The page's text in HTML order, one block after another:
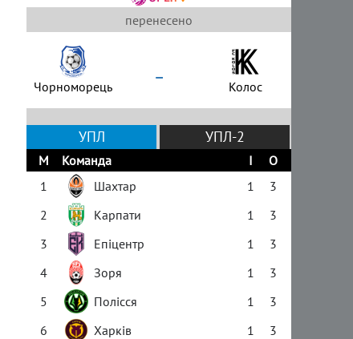
перенесено
Чорноморець – Колос
УПЛ УПЛ-2
М Команда І
О
1
Шахтар 1
3
2
Карпати 1
3
3
Епіцентр 1
3
4
Зоря 1
3
5
Полісся 1
3
6
Харків 1
3